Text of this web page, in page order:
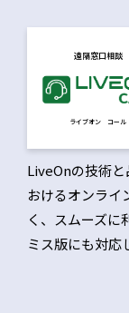
遠隔窓口相談
ライブオン コール
LiveOnの技術
おけるオンライ
く、スムーズに
ミス版にも対応